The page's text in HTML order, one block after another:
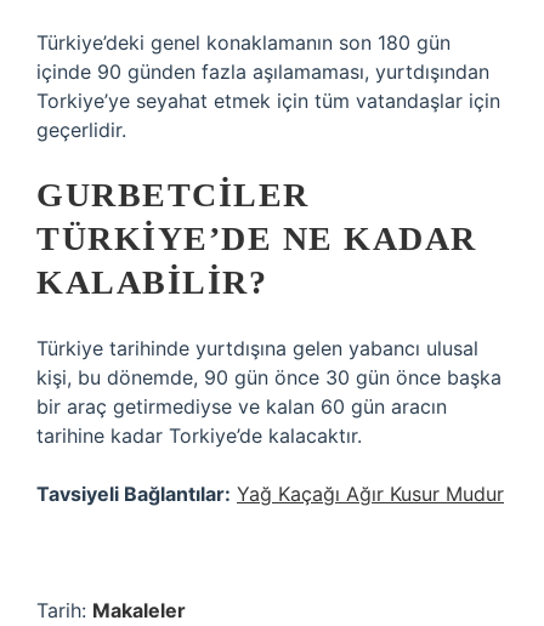
Türkiye’deki genel konaklamanın son 180 gün
içinde 90 günden fazla aşılamaması, yurtdışından
Torkiye’ye seyahat etmek için tüm vatandaşlar için
geçerlidir.
GURBETCILER
TÜRKIYE’DE NE KADAR
KALABILIR?
Türkiye tarihinde yurtdışına gelen yabancı ulusal
kişi, bu dönemde, 90 gün önce 30 gün önce başka
bir araç getirmediyse ve kalan 60 gün aracın
tarihine kadar Torkiye’de kalacaktır.
Tavsiyeli Bağlantılar: Yağ Kaçağı Ağır Kusur Mudur
Tarih: Makaleler